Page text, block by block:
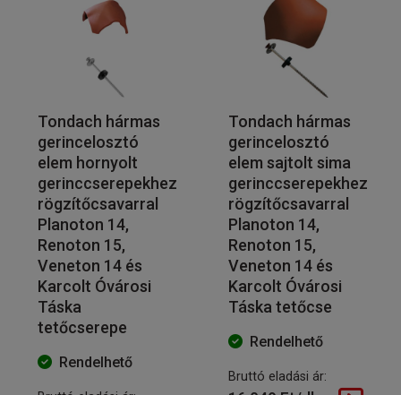
Tondach hármas
gerincelosztó
elem hornyolt
gerinccserepekhez
rögzítőcsavarral
Planoton 14,
Renoton 15,
Veneton 14 és
Karcolt Óvárosi
Táska
tetőcserepe
Rendelhető
Tondach hármas
gerincelosztó
elem sajtolt sima
gerinccserepekhez
rögzítőcsavarral
Planoton 14,
Renoton 15,
Veneton 14 és
Karcolt Óvárosi
Táska tetőcse
Rendelhető
Bruttó eladási ár: